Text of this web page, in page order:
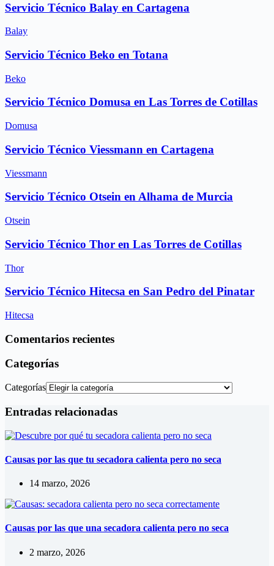
Servicio Técnico Balay en Cartagena
Balay
Servicio Técnico Beko en Totana
Beko
Servicio Técnico Domusa en Las Torres de Cotillas
Domusa
Servicio Técnico Viessmann en Cartagena
Viessmann
Servicio Técnico Otsein en Alhama de Murcia
Otsein
Servicio Técnico Thor en Las Torres de Cotillas
Thor
Servicio Técnico Hitecsa en San Pedro del Pinatar
Hitecsa
Comentarios recientes
Categorías
Categorías
Entradas relacionadas
Causas por las que tu secadora calienta pero no seca
14 marzo, 2026
Causas por las que una secadora calienta pero no seca
2 marzo, 2026